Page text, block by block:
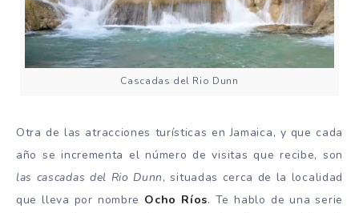
Cascadas del Rio Dunn
Otra de las atracciones turísticas en Jamaica, y que cada
año se incrementa el número de visitas que recibe, son
las cascadas del Rio Dunn, situadas cerca de la localidad
que lleva por nombre Ocho Ríos. Te hablo de una serie